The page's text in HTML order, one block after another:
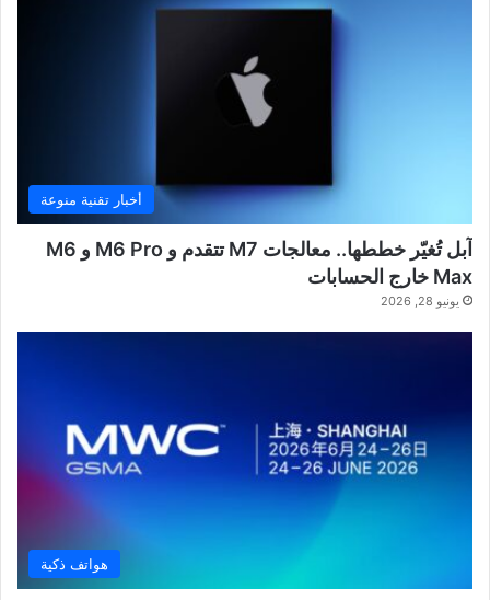
أخبار تقنية منوعة
آبل تُغيّر خططها.. معالجات M7 تتقدم و M6 Pro و M6
Max خارج الحسابات
يونيو 28, 2026
هواتف ذكية